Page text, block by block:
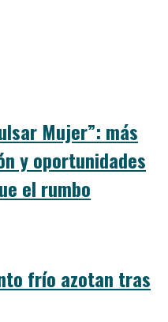
Mujer”: más
y oportunidades
el rumbo
frío azotan tras